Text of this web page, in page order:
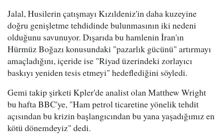
Jalal, Husilerin çatışmayı Kızıldeniz'in daha kuzeyine
doğru genişletme tehdidinde bulunmasının iki nedeni
olduğunu savunuyor. Dışarıda bu hamlenin İran'ın
Hürmüz Boğazı konusundaki "pazarlık gücünü" artırmayı
amaçladığını, içeride ise "Riyad üzerindeki zorlayıcı
baskıyı yeniden tesis etmeyi" hedeflediğini söyledi.
Gemi takip şirketi Kpler'de analist olan Matthew Wright
bu hafta BBC'ye, "Ham petrol ticaretine yönelik tehdit
açısından bu krizin başlangıcından bu yana yaşadığımız en
kötü dönemdeyiz" dedi.